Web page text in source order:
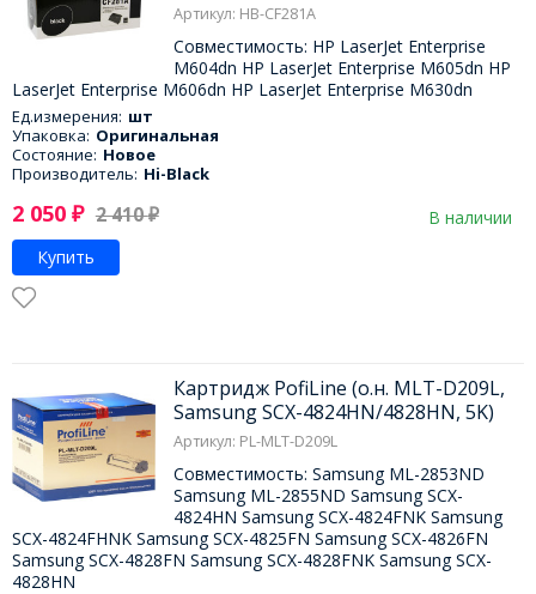
Артикул: HB-CF281A
Совместимость: HP LaserJet Enterprise
M604dn HP LaserJet Enterprise M605dn HP
LaserJet Enterprise M606dn HP LaserJet Enterprise M630dn
Ед.измерения: шт
Упаковка: Оригинальная
Состояние: Новое
Производитель: Hi-Black
2 050 ₽ 2 410₽
В наличии
Купить
Картридж PofiLine (о.н. MLT-D209L,
Samsung SCX-4824HN/4828HN, 5K)
Артикул: PL-MLT-D209L
Совместимость: Samsung ML-2853ND
Samsung ML-2855ND Samsung SCX-
4824HN Samsung SCX-4824FNK Samsung
SCX-4824FHNK Samsung SCX-4825FN Samsung SCX-4826FN
Samsung SCX-4828FN Samsung SCX-4828FNK Samsung SCX-
4828HN